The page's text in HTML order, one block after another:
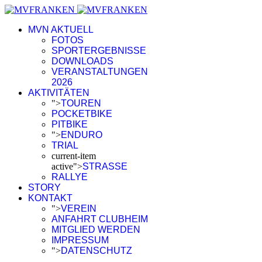
MVN AKTUELL
FOTOS
SPORTERGEBNISSE
DOWNLOADS
VERANSTALTUNGEN
2026
AKTIVITÄTEN
">TOUREN
POCKETBIKE
PITBIKE
">ENDURO
TRIAL
current-item
active">STRASSE
RALLYE
STORY
KONTAKT
">VEREIN
ANFAHRT CLUBHEIM
MITGLIED WERDEN
IMPRESSUM
">DATENSCHUTZ